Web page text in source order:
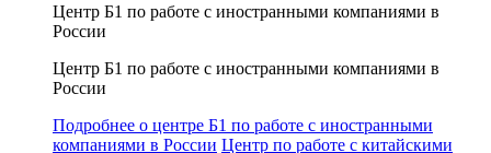
Центр Б1 по работе с иностранными компаниями в
России
Центр Б1 по работе с иностранными компаниями в
России
Подробнее о центре Б1 по работе с иностранными
компаниями в России Центр по работе с китайскими